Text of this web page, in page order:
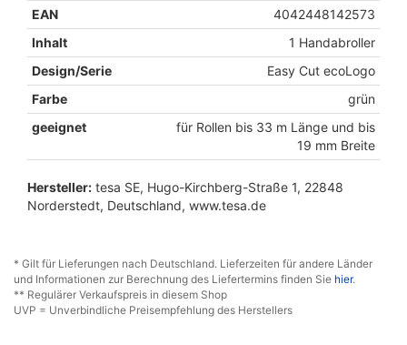
EAN
4042448142573
Inhalt
1 Handabroller
Design/Serie
Easy Cut ecoLogo
Farbe
grün
geeignet
für Rollen bis 33 m Länge und bis
19 mm Breite
Hersteller: tesa SE, Hugo-Kirchberg-Straße 1, 22848
Norderstedt, Deutschland, www.tesa.de
* Gilt für Lieferungen nach Deutschland. Lieferzeiten für andere Länder
und Informationen zur Berechnung des Liefertermins finden Sie hier.
** Regulärer Verkaufspreis in diesem Shop
UVP = Unverbindliche Preisempfehlung des Herstellers